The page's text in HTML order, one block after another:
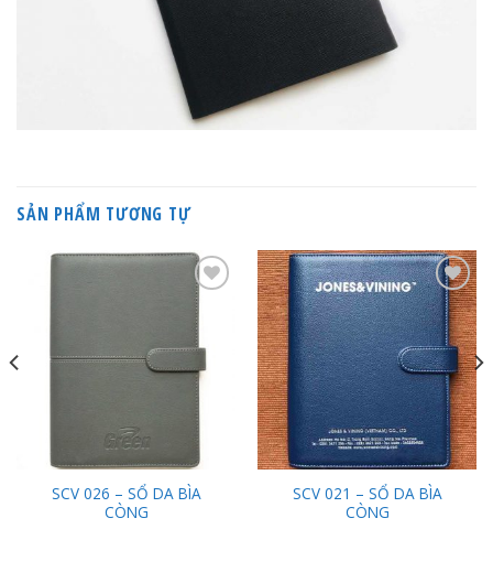
SẢN PHẨM TƯƠNG TỰ
Add to
Wishlist
SCV 026 – SỔ DA BÌA
CÒNG
Add to
Wishlist
SCV 021 – SỔ DA BÌA
CÒNG